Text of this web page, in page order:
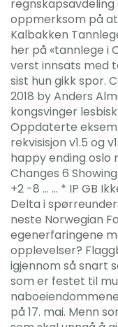
oppmerksom på
Kalbakken
her på «tannlege i
verst innsats med
sist hun gikk spor.
2018 by Anders
kongsvinger
Oppdaterte
rekvisisjon v1.5 og
happy ending oslo
Changes 6
+2 -8 … … * IP GB
Delta i
neste Norwegian
egenerfaringene
opplevelser?
igjennom så snart
som er festet til
på 17. mai. Menn